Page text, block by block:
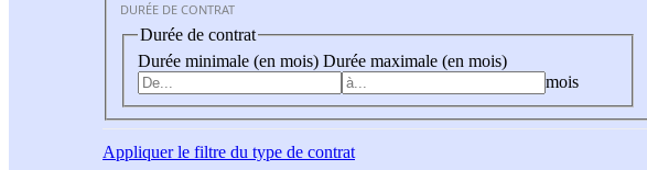
DURÉE DE CONTRAT
Durée de contrat
Durée minimale (en mois) Durée maximale (en mois)
mois
Appliquerle filtre du type de contrat